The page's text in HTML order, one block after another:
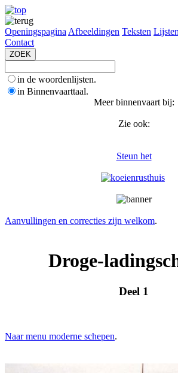
Openingspagina Afbeeldingen Teksten Lijsten
Contact
in de woordenlijsten.
in Binnenvaarttaal.
Meer binnenvaart bij:
Zie ook:
Steun het
Aanvullingen en correcties zijn welkom.
Droge-
Deel 1
Naar menu moderne schepen.